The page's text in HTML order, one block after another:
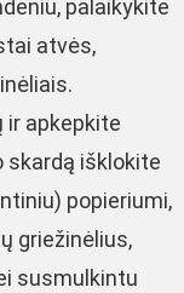
palaikykite
atvės,
ir apkepkite
skardą išklokite
popieriumi,
griežinėlius,
susmulkintu